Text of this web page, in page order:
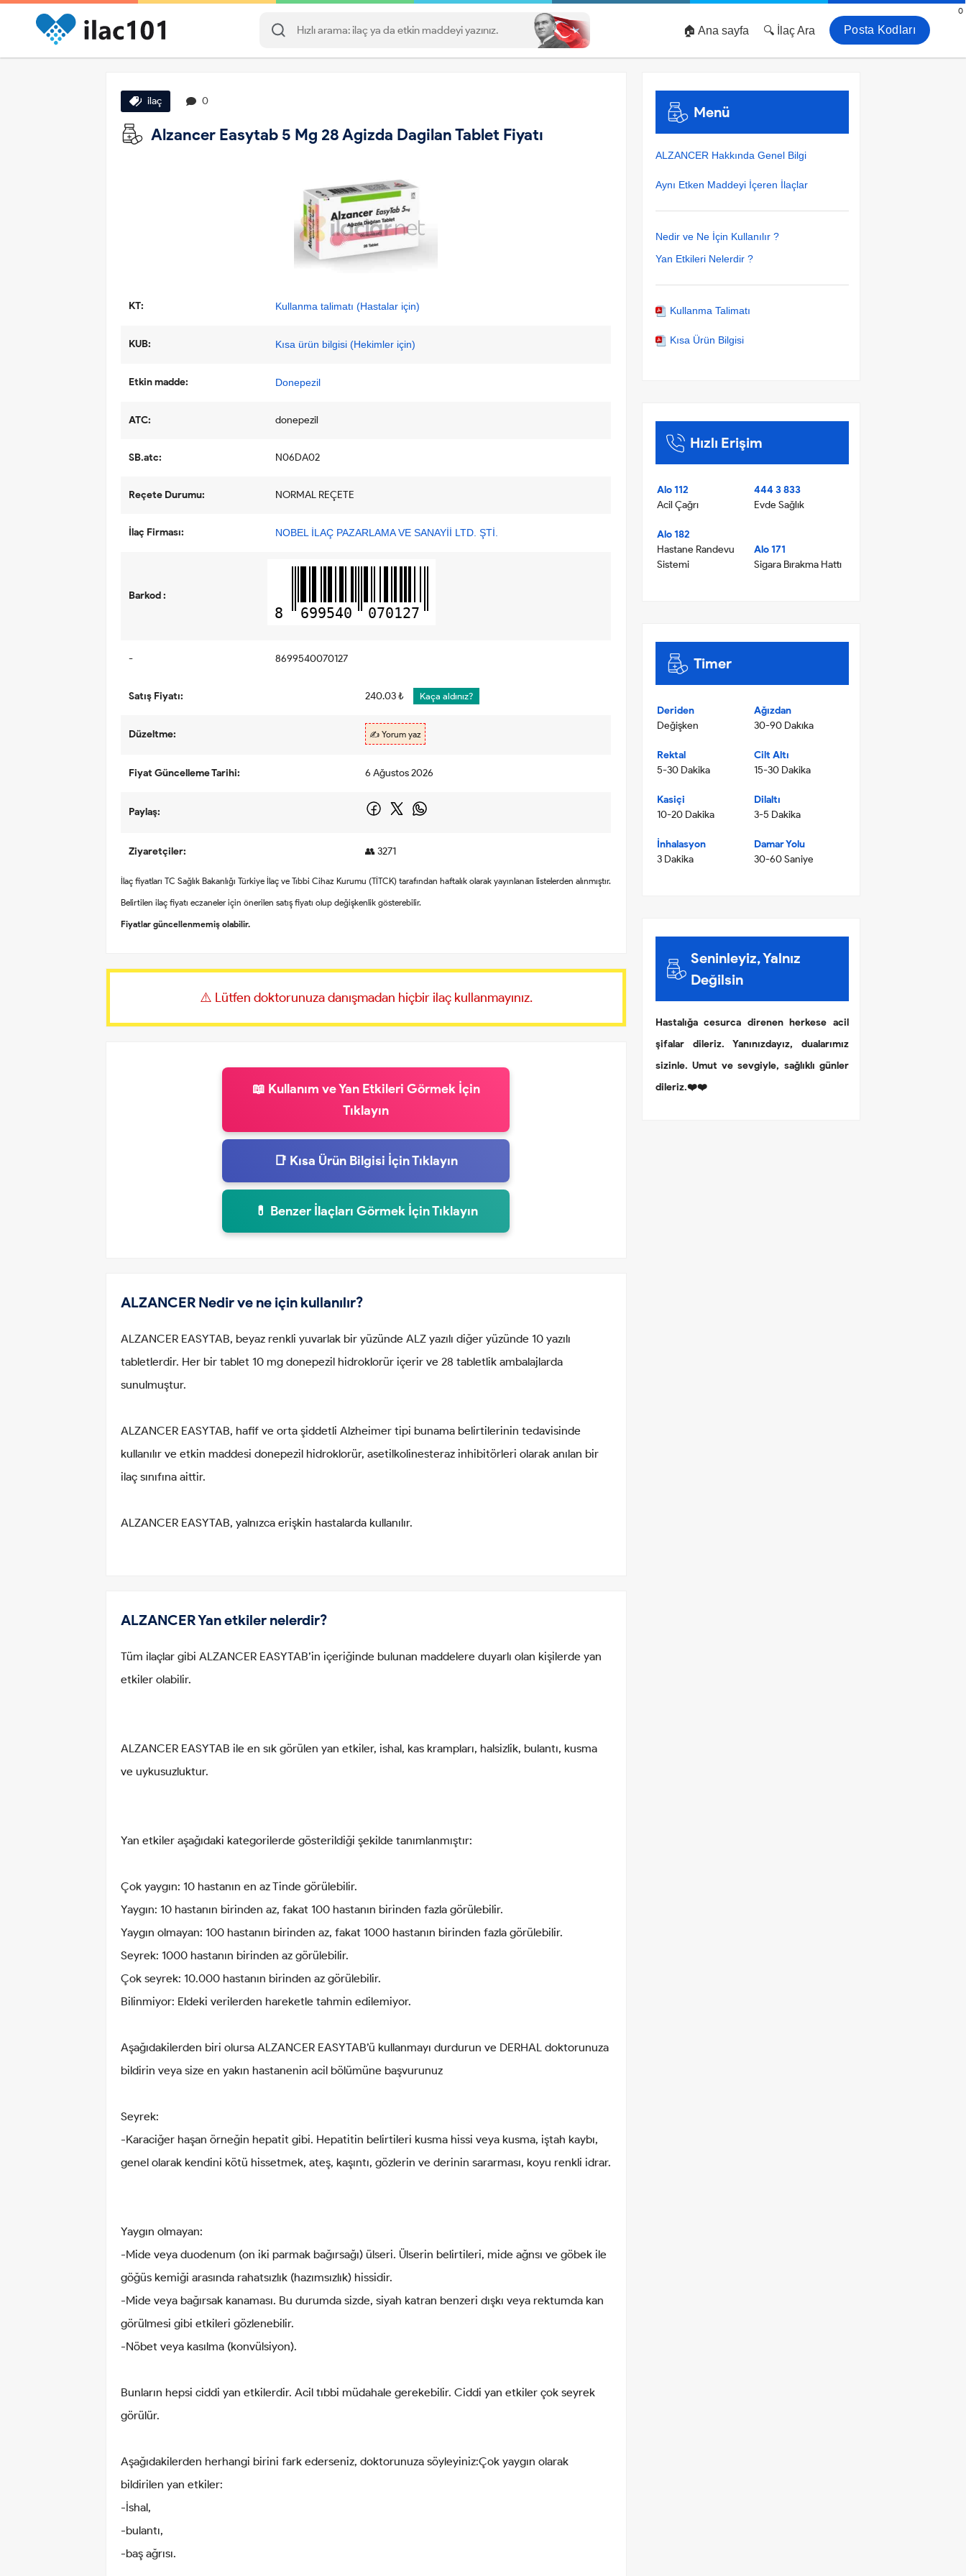
Posta Kodları
🔍 İlaç Ara
🏠 Ana sayfa
ilaç 0
Alzancer Easytab 5 Mg 28 Agizda Dagilan Tablet Fiyatı
KT: Kullanma talimatı (Hastalar için)
KUB: Kısa ürün bilgisi (Hekimler için)
Etkin madde: Donepezil
ATC: donepezil
SB.atc: N06DA02
Reçete Durumu: NORMAL REÇETE
İlaç Firması: NOBEL İLAÇ PAZARLAMA VE SANAYİİ LTD. ŞTİ.
Barkod :
8 699540 070127
- 8699540070127
Satış Fiyatı: 240.03 ₺ Kaça aldınız?
Düzeltme: ✍️ Yorum yaz
Fiyat Güncelleme Tarihi: 6 Ağustos 2026
Paylaş:
Ziyaretçiler: 👥 3271
İlaç fiyatları TC Sağlık Bakanlığı Türkiye İlaç ve Tıbbi Cihaz Kurumu (TİTCK) tarafından haftalık olarak yayınlanan listelerden alınmıştır.
Belirtilen ilaç fiyatı eczaneler için önerilen satış fiyatı olup değişkenlik gösterebilir.
Fiyatlar güncellenmemiş olabilir.
⚠️ Lütfen doktorunuza danışmadan hiçbir ilaç kullanmayınız.
📖 Kullanım ve Yan Etkileri Görmek İçin
Tıklayın
📑 Kısa Ürün Bilgisi İçin Tıklayın
💊 Benzer İlaçları Görmek İçin Tıklayın
ALZANCER Nedir ve ne için kullanılır?
ALZANCER EASYTAB, beyaz renkli yuvarlak bir yüzünde ALZ yazılı diğer yüzünde 10 yazılı
tabletlerdir. Her bir tablet 10 mg donepezil hidroklorür içerir ve 28 tabletlik ambalajlarda
sunulmuştur.
ALZANCER EASYTAB, hafif ve orta şiddetli Alzheimer tipi bunama belirtilerinin tedavisinde
kullanılır ve etkin maddesi donepezil hidroklorür, asetilkolinesteraz inhibitörleri olarak anılan bir
ilaç sınıfına aittir.
ALZANCER EASYTAB, yalnızca erişkin hastalarda kullanılır.
ALZANCER Yan etkiler nelerdir?
Tüm ilaçlar gibi ALZANCER EASYTAB’in içeriğinde bulunan maddelere duyarlı olan kişilerde yan
etkiler olabilir.
ALZANCER EASYTAB ile en sık görülen yan etkiler, ishal, kas krampları, halsizlik, bulantı, kusma
ve uykusuzluktur.
Yan etkiler aşağıdaki kategorilerde gösterildiği şekilde tanımlanmıştır:
Çok yaygın: 10 hastanın en az Tinde görülebilir.
Yaygın: 10 hastanın birinden az, fakat 100 hastanın birinden fazla görülebilir.
Yaygın olmayan: 100 hastanın birinden az, fakat 1000 hastanın birinden fazla görülebilir.
Seyrek: 1000 hastanın birinden az görülebilir.
Çok seyrek: 10.000 hastanın birinden az görülebilir.
Bilinmiyor: Eldeki verilerden hareketle tahmin edilemiyor.
Aşağıdakilerden biri olursa ALZANCER EASYTAB’ü kullanmayı durdurun ve DERHAL doktorunuza
bildirin veya size en yakın hastanenin acil bölümüne başvurunuz
Seyrek:
-Karaciğer haşan örneğin hepatit gibi. Hepatitin belirtileri kusma hissi veya kusma, iştah kaybı,
genel olarak kendini kötü hissetmek, ateş, kaşıntı, gözlerin ve derinin sararması, koyu renkli idrar.
Yaygın olmayan:
-Mide veya duodenum (on iki parmak bağırsağı) ülseri. Ülserin belirtileri, mide ağnsı ve göbek ile
göğüs kemiği arasında rahatsızlık (hazımsızlık) hissidir.
-Mide veya bağırsak kanaması. Bu durumda sizde, siyah katran benzeri dışkı veya rektumda kan
görülmesi gibi etkileri gözlenebilir.
-Nöbet veya kasılma (konvülsiyon).
Bunların hepsi ciddi yan etkilerdir. Acil tıbbi müdahale gerekebilir. Ciddi yan etkiler çok seyrek
görülür.
Aşağıdakilerden herhangi birini fark ederseniz, doktorunuza söyleyiniz:Çok yaygın olarak
bildirilen yan etkiler:
-İshal,
-bulantı,
-baş ağrısı.
Menü
ALZANCER Hakkında Genel Bilgi
Aynı Etken Maddeyi İçeren İlaçlar
Nedir ve Ne İçin Kullanılır ?
Yan Etkileri Nelerdir ?
Kullanma Talimatı
Kısa Ürün Bilgisi
Hızlı Erişim
Alo 112
Acil Çağrı
444 3 833
Evde Sağlık
Alo 182
Hastane Randevu
Sistemi
Alo 171
Sigara Bırakma Hattı
Timer
Deriden
Değişken
Ağızdan
30-90 Dakıka
Rektal
5-30 Dakika
Cilt Altı
15-30 Dakika
Kasiçi
10-20 Dakika
Dilaltı
3-5 Dakika
İnhalasyon
3 Dakika
Damar Yolu
30-60 Saniye
Seninleyiz, Yalnız
Değilsin
Hastalığa cesurca direnen herkese acil
şifalar dileriz. Yanınızdayız, dualarımız
sizinle. Umut ve sevgiyle, sağlıklı günler
dileriz.❤️❤️
0